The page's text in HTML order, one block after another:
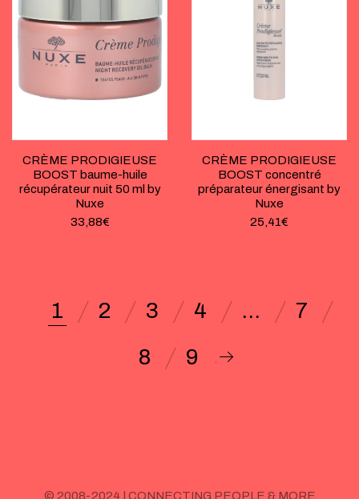
CRÈME PRODIGIEUSE
BOOST baume-huile
récupérateur nuit 50 ml by
Nuxe
33,88€
CRÈME PRODIGIEUSE
BOOST concentré
préparateur énergisant by
Nuxe
25,41€
1 2 3 4 …
7
8
9
© 2008-2024 | CONNECTING PEOPLE & MORE